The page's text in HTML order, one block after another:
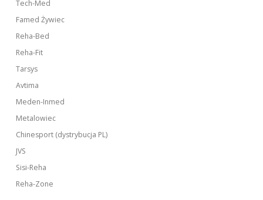
Tech-Med
Famed Żywiec
Reha-Bed
Reha-Fit
Tarsys
Avtima
Meden-Inmed
Metalowiec
Chinesport (dystrybucja PL)
JVS
Sisi-Reha
Reha-Zone